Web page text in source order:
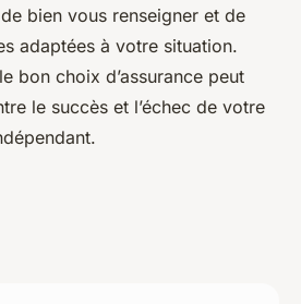
bien vous renseigner et de
adaptées à votre situation.
bon choix d’assurance peut
le succès et l’échec de votre